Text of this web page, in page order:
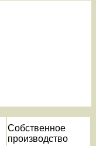
Собственное
производство